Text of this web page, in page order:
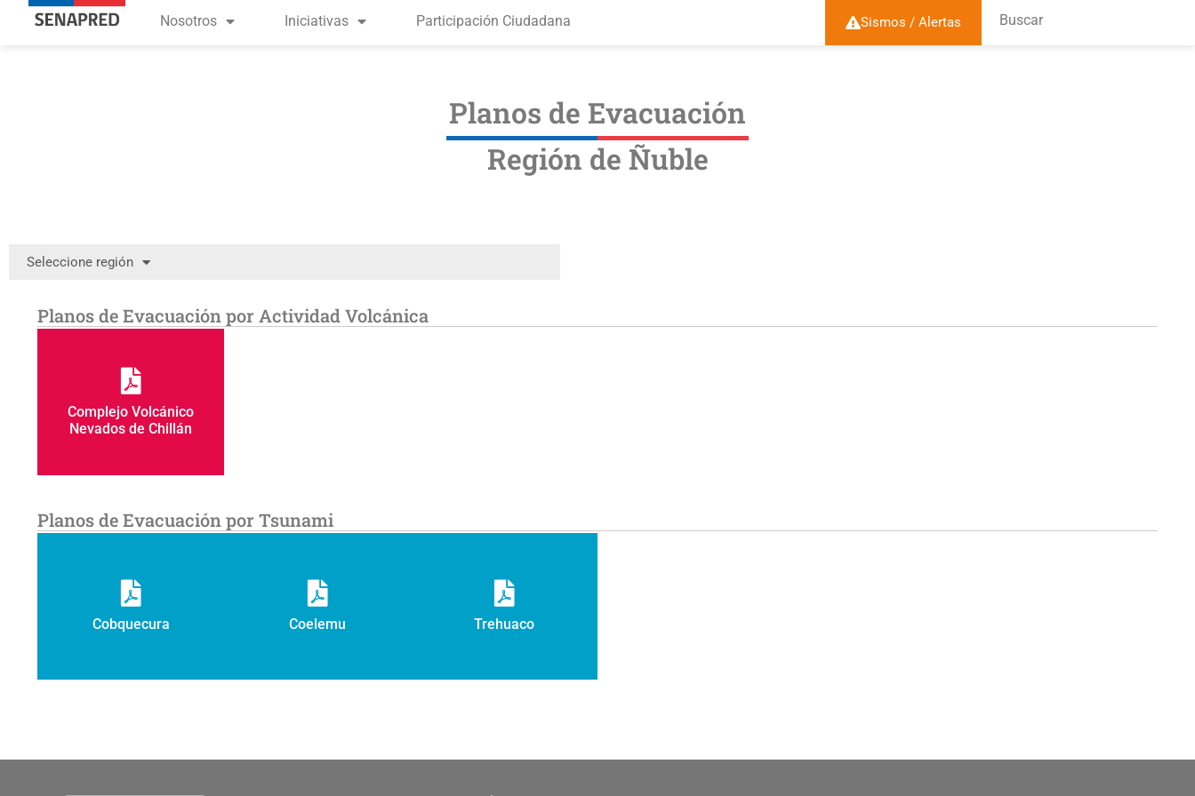
Nosotros Iniciativas Participación Ciudadana Sismos / Alertas Buscar
Planos de Evacuación
Región de Ñuble
Seleccione región
Planos de Evacuación por Actividad Volcánica
Complejo Volcánico
Nevados de Chillán
Planos de Evacuación por Tsunami
Cobquecura Coelemu Trehuaco